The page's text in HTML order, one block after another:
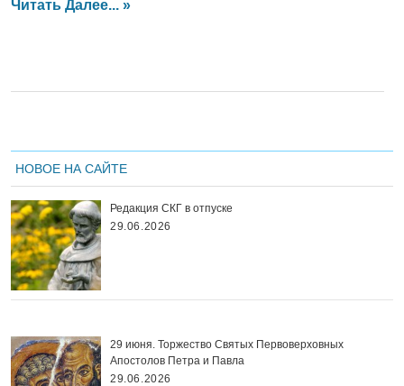
Читать Далее... »
НОВОЕ НА САЙТЕ
Редакция СКГ в отпуске
29.06.2026
29 июня. Торжество Святых Первоверховных
Апостолов Петра и Павла
29.06.2026